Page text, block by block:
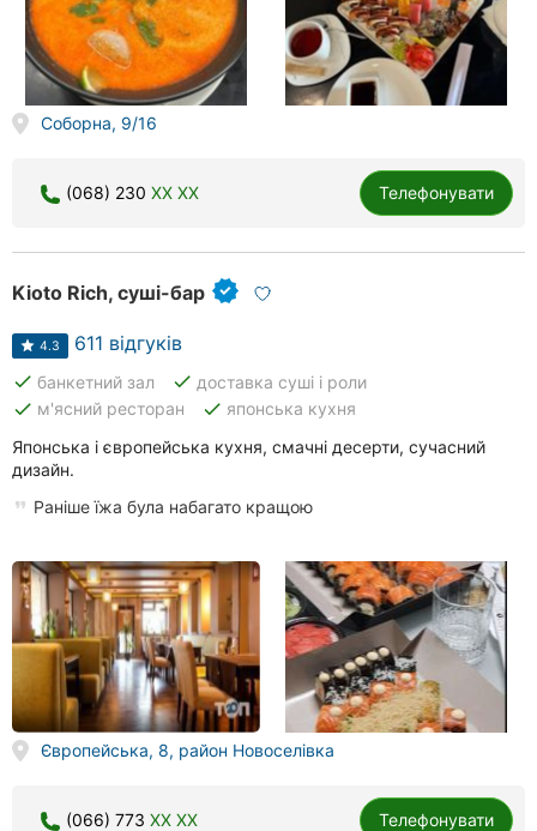
Кривий
Ріг
Миколаїв
Херсон
Чернігів
Чернівці
Суми
Івано-
Франківськ
Луцьк
Ужгород
Карпати
Соборна, 9/16
(068) 230 XX XX Телефонувати
Kioto Rich, суші-бар
4.3 611 відгуків
done банкетний зал done доставка суші і роли
done м'ясний ресторан done японська кухня
Японська і європейська кухня, смачні десерти, сучасний
дизайн.
Раніше їжа була набагато кращою
Європейська, 8, район Новоселівка
(066) 773 XX XX Телефонувати